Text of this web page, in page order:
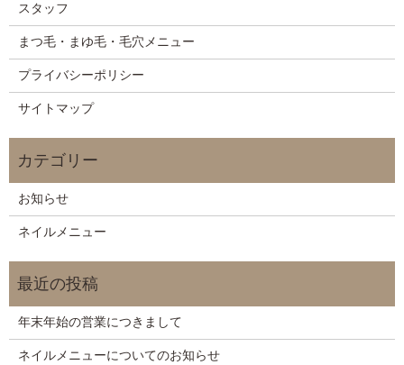
スタッフ
まつ毛・まゆ毛・毛穴メニュー
プライバシーポリシー
サイトマップ
お知らせ
ネイルメニュー
年末年始の営業につきまして
ネイルメニューについてのお知らせ